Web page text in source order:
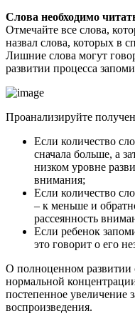
Слова необходимо
Отмечайте все слова,
назвал слова, которых в
Лишние слова могут
развитии процесса
Проанализируйте
Если количество
сначала больше, а
низком уровне
внимания;
Если количество
– к меньше и
рассеянность
Если ребенок
это говорит о его
О полноценном развитии
нормальной
постепенное увеличение
воспроизведения.